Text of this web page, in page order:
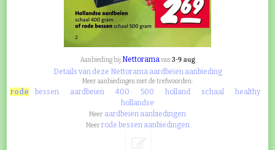
Aanbieding bij Nettoramavan3-9 aug
Details van deze Nettorama aardbeien aanbieding
Meer aanbiedingen met de trefwoorden:
rode bessen aardbeien 400 500 holland schaal
healthy
hollandse
Meer aardbeien aanbiedingen
Meer rode bessen aanbiedingen